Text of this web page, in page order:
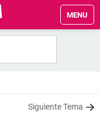
MENU
Siguiente Tema